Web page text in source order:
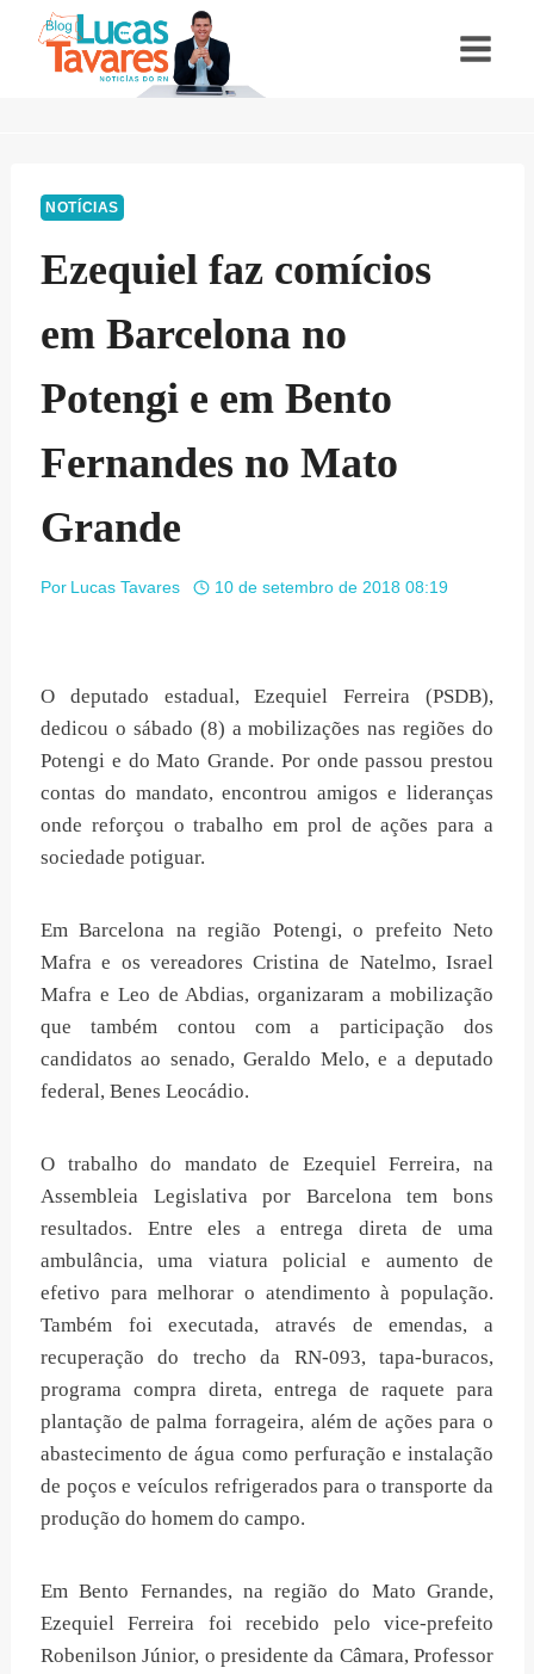
NOTÍCIAS
Ezequiel faz comícios
em Barcelona no
Potengi e em Bento
Fernandes no Mato
Grande
Por Lucas Tavares 10 de setembro de 2018 08:19
O deputado estadual, Ezequiel Ferreira (PSDB),
dedicou o sábado (8) a mobilizações nas regiões do
Potengi e do Mato Grande. Por onde passou prestou
contas do mandato, encontrou amigos e lideranças
onde reforçou o trabalho em prol de ações para a
sociedade potiguar.
Em Barcelona na região Potengi, o prefeito Neto
Mafra e os vereadores Cristina de Natelmo, Israel
Mafra e Leo de Abdias, organizaram a mobilização
que também contou com a participação dos
candidatos ao senado, Geraldo Melo, e a deputado
federal, Benes Leocádio.
O trabalho do mandato de Ezequiel Ferreira, na
Assembleia Legislativa por Barcelona tem bons
resultados. Entre eles a entrega direta de uma
ambulância, uma viatura policial e aumento de
efetivo para melhorar o atendimento à população.
Também foi executada, através de emendas, a
recuperação do trecho da RN-093, tapa-buracos,
programa compra direta, entrega de raquete para
plantação de palma forrageira, além de ações para o
abastecimento de água como perfuração e instalação
de poços e veículos refrigerados para o transporte da
produção do homem do campo.
Em Bento Fernandes, na região do Mato Grande,
Ezequiel Ferreira foi recebido pelo vice-prefeito
Robenilson Júnior, o presidente da Câmara, Professor